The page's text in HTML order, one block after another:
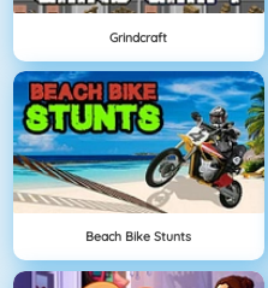
Grindcraft
Beach Bike Stunts